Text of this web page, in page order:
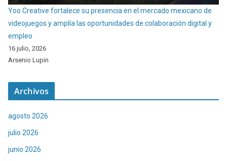
Yoo Creative fortalece su presencia en el mercado mexicano de
videojuegos y amplía las oportunidades de colaboración digital y
empleo
16 julio, 2026
Arsenio Lupin
Archivos
agosto 2026
julio 2026
junio 2026